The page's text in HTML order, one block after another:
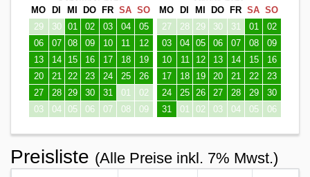
MO
DI MI DO FR SA SO
29
30 01 02 03 04
05
06
07 08 09 10 11
12
13
14 15 16 17 18
19
20
21 22 23 24 25
26
27
28 29 30 31 01
02
03
04 05 06 07 08 09
MO
DI MI DO FR SA SO
27
28 29 30 31 01
02
03
04 05 06 07 08
09
10
11 12 13 14 15
16
17
18 19 20 21 22
23
24
25 26 27 28 29
30
31
01 02 03 04 05 06
Preisliste (Alle Preise inkl. 7% Mwst.)